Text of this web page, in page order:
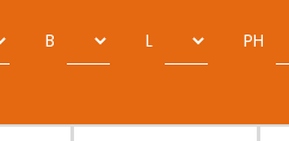
B L PH